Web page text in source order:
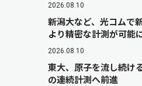
2026.08.10
新潟大など、光コムで
より精密な計測が可能
2026.08.10
東大、原子を流し続
の連続計測へ前進